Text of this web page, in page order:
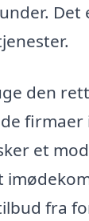
Det
den
firmaer
et
fra